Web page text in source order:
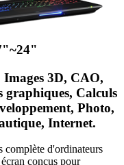
Images 3D, CAO,
graphiques, Calculs
Photo,
Internet.
complète d'ordinateurs
conçus pour